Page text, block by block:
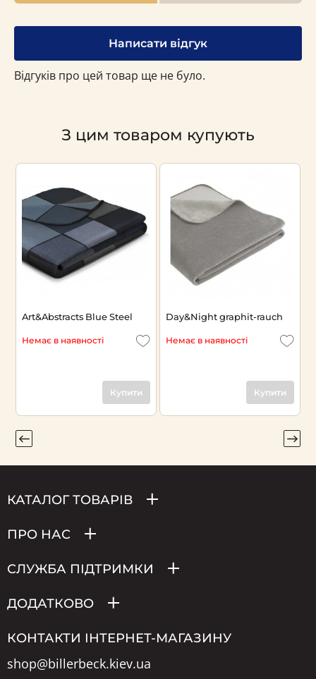
Написати відгук
Відгуків про цей товар ще не було.
З цим товаром купують
Art&Abstracts Blue Steel
Немає в наявності
Купити
Day&Night graphit-rauch
Немає в наявності
Купити
КАТАЛОГ ТОВАРІВ
ПРО НАС
СЛУЖБА ПІДТРИМКИ
ДОДАТКОВО
КОНТАКТИ ІНТЕРНЕТ-МАГАЗИНУ
shop@billerbeck.kiev.ua